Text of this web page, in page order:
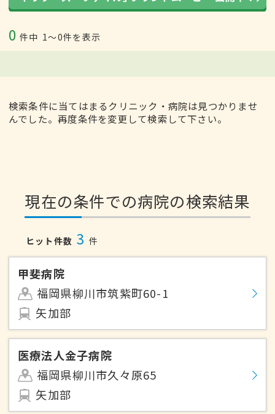
0 件中 1〜0件を表示
検索条件に当てはまるクリニック・病院は見つかりませ
んでした。再度条件を変更して検索して下さい。
現在の条件での病院の検索結果
ヒット件数 3 件
甲斐病院
福岡県柳川市筑紫町60-1
矢加部
医療法人金子病院
福岡県柳川市久々原65
矢加部